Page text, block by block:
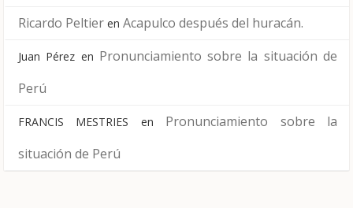
Ricardo Peltier en Acapulco después del huracán.
Juan Pérez en Pronunciamiento sobre la situación de
Perú
FRANCIS MESTRIES en Pronunciamiento sobre la
situación de Perú